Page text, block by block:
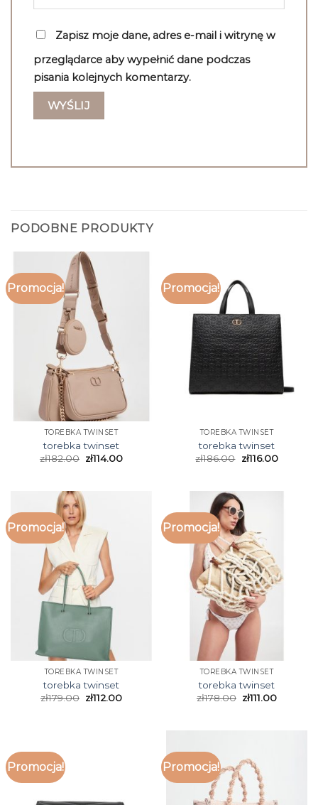
Zapisz moje dane, adres e-mail i witrynę w
przeglądarce aby wypełnić dane podczas
pisania kolejnych komentarzy.
PODOBNE PRODUKTY
Promocja!
TOREBKA TWINSET
torebka twinset
zł182.00 zł114.00
Promocja!
TOREBKA TWINSET
torebka twinset
zł186.00 zł116.00
Promocja!
TOREBKA TWINSET
torebka twinset
zł179.00 zł112.00
Promocja!
TOREBKA TWINSET
torebka twinset
zł178.00 zł111.00
Promocja! Promocja!